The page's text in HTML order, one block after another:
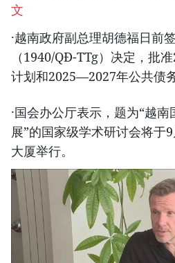
文
·越南政府副总理胡德福日前
（1940/QĐ-TTg）决定，批
计划和2025—2027年公共债
·国会办公厅表示，题为“越
展”的国家级学术研讨会将于
大厦举行。